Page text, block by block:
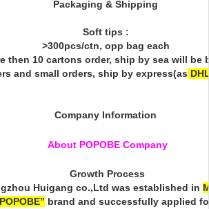
Packaging & Shipping
Soft tips :
>300pcs/ctn, opp bag each
then 10 cartons order, ship by sea will be
and small orders, ship by express(as
Company Information
About POPOBE Company
Growth Process
Huigang co.,Ltd was established in
POPOBE” brand and successfully applied